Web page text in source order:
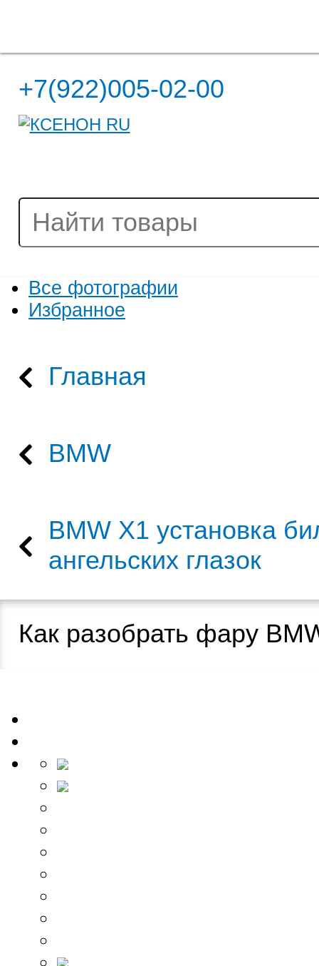
+7(922)005-02-00
Все фотографии
Избранное
Главная
BMW
BMW X1 установка
ангельских глазок
Как разобрать фару